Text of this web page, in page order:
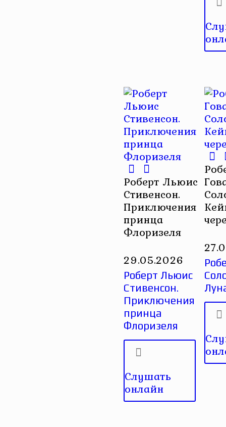
Роберт Льюис
Стивенсон.
Приключения
принца
Флоризеля
29.05.2026
Роберт Льюис
Стивенсон.
Приключения
принца
Флоризеля
Слушать
онлайн